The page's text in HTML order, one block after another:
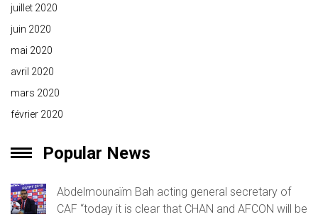
juillet 2020
juin 2020
mai 2020
avril 2020
mars 2020
février 2020
Popular News
Abdelmounaïm Bah acting general secretary of
CAF “today it is clear that CHAN and AFCON will be